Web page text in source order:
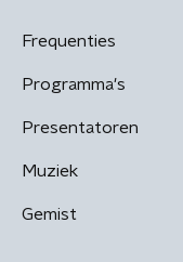
Frequenties
Programma's
Presentatoren
Muziek
Gemist